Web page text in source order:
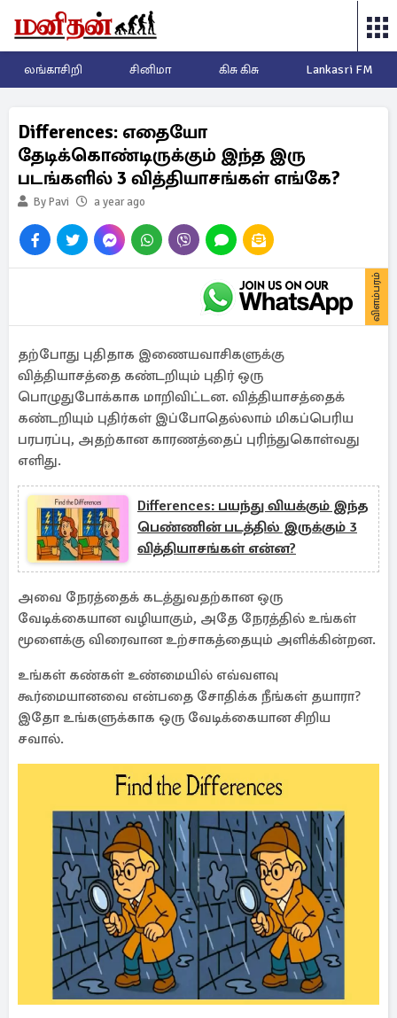
லங்காசிறி சினிமா கிசு கிசு Lankasri FM
Differences: எதையோ
தேடிக்கொண்டிருக்கும் இந்த இரு
படங்களில் 3 வித்தியாசங்கள் எங்கே?
By Pavi a year ago
விளம்பரம்
தற்போது புதிதாக இணையவாசிகளுக்கு
வித்தியாசத்தை கண்டறியும் புதிர் ஒரு
பொழுதுபோக்காக மாறிவிட்டன. வித்தியாசத்தைக்
கண்டறியும் புதிர்கள் இப்போதெல்லாம் மிகப்பெரிய
பரபரப்பு, அதற்கான காரணத்தைப் புரிந்துகொள்வது
எளிது.
Differences: பயந்து வியக்கும் இந்த
பெண்ணின் படத்தில் இருக்கும் 3
வித்தியாசங்கள் என்ன?
அவை நேரத்தைக் கடத்துவதற்கான ஒரு
வேடிக்கையான வழியாகும், அதே நேரத்தில் உங்கள்
மூளைக்கு விரைவான உற்சாகத்தையும் அளிக்கின்றன.
உங்கள் கண்கள் உண்மையில் எவ்வளவு
கூர்மையானவை என்பதை சோதிக்க நீங்கள் தயாரா?
இதோ உங்களுக்காக ஒரு வேடிக்கையான சிறிய
சவால்.